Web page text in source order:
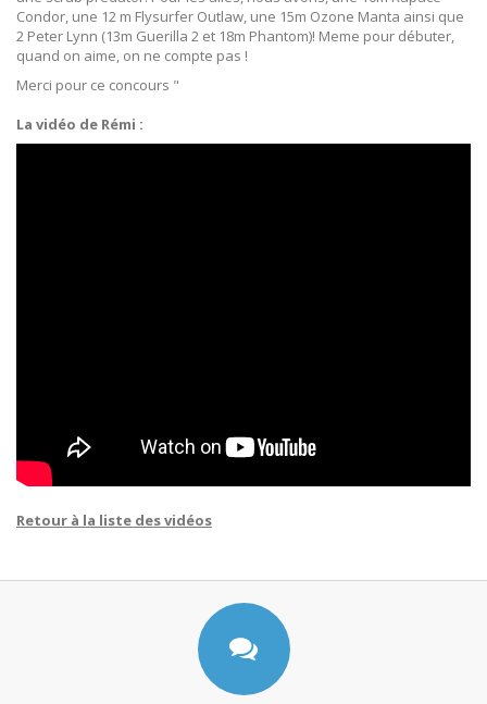
Condor, une 12 m Flysurfer Outlaw, une 15m Ozone Manta ainsi que
2 Peter Lynn (13m Guerilla 2 et 18m Phantom)! Meme pour débuter,
quand on aime, on ne compte pas !
Merci pour ce concours "
La vidéo de Rémi :
Retour à la liste des vidéos